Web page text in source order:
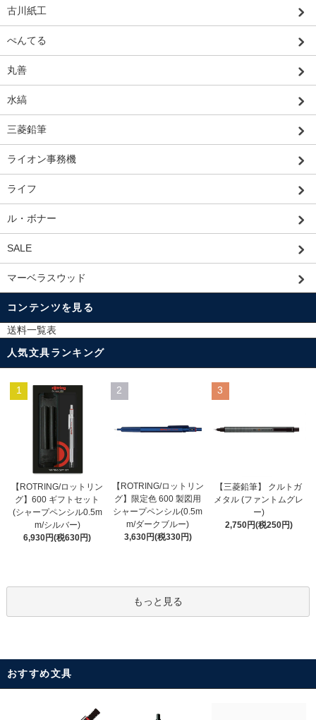
古川紙工
ぺんてる
丸善
水縞
三菱鉛筆
ライオン事務機
ライフ
ル・ボナー
SALE
マーベラスウッド
コンテンツを見る
送料一覧表
人気文具ランキング
1
【ROTRING/ロットリン
グ】600 ギフトセット
(シャープペンシル0.5m
m/シルバー)
6,930円(税630円)
2
【ROTRING/ロットリン
グ】限定色 600 製図用
シャープペンシル(0.5m
m/ダークブルー)
3,630円(税330円)
3
【三菱鉛筆】 クルトガ
メタル (ファントムグレ
ー)
2,750円(税250円)
もっと見る
おすすめ文具